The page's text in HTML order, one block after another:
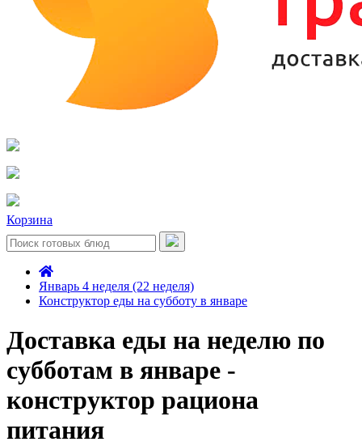
Корзина
Январь 4 неделя (22 неделя)
Конструктор еды на субботу в январе
Доставка еды на неделю по
субботам в январе -
конструктор рациона
питания